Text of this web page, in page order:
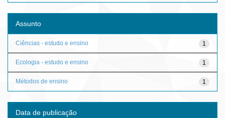
Assunto
1
Ciências - estudo e ensino
1
Ecologia - estudo e ensino
1
Métodos de ensino
Data de publicação